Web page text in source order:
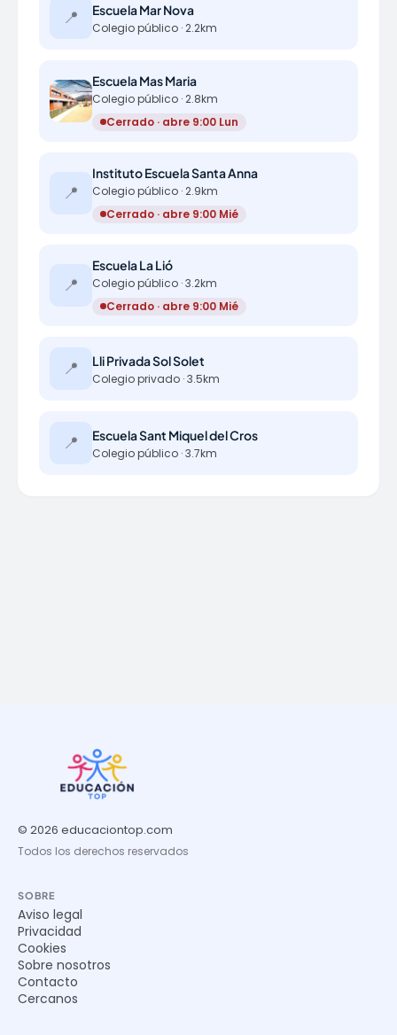
📍 Escuela Mar Nova
Colegio público · 2.2km
Escuela Mas Maria
Colegio público · 2.8km
Cerrado · abre 9:00 Lun
📍
Instituto Escuela Santa Anna
Colegio público · 2.9km
Cerrado · abre 9:00 Mié
📍
Escuela La Lió
Colegio público · 3.2km
Cerrado · abre 9:00 Mié
📍 Lli Privada Sol Solet
Colegio privado · 3.5km
📍 Escuela Sant Miquel del Cros
Colegio público · 3.7km
© 2026 educaciontop.com
Todos los derechos reservados
SOBRE
Aviso legal
Privacidad
Cookies
Sobre nosotros
Contacto
Cercanos